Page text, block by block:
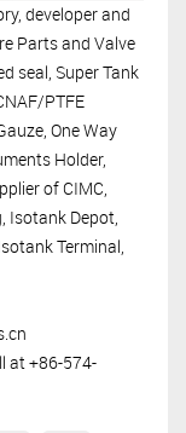
developer and
Parts and Valve
seal, Super Tank
PTFE
One Way
Holder,
of CIMC,
Isotank Depot,
Terminal,
at +86-574-